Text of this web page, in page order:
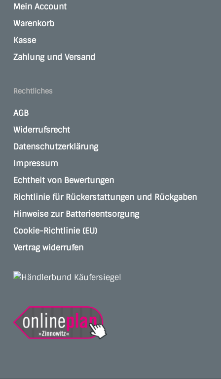
Mein Account
Warenkorb
Kasse
Zahlung und Versand
Rechtliches
AGB
Widerrufsrecht
Datenschutzerklärung
Impressum
Echtheit von Bewertungen
Richtlinie für Rückerstattungen und Rückgaben
Hinweise zur Batterieentsorgung
Cookie-Richtlinie (EU)
Vertrag widerrufen